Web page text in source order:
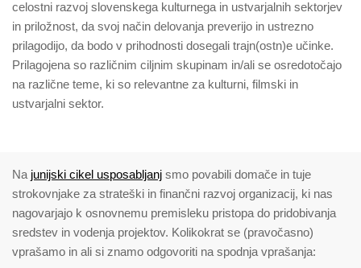
celostni razvoj slovenskega kulturnega in ustvarjalnih sektorjev
in priložnost, da svoj način delovanja preverijo in ustrezno
prilagodijo, da bodo v prihodnosti dosegali trajn(ostn)e učinke.
Prilagojena so različnim ciljnim skupinam in/ali se osredotočajo
na različne teme, ki so relevantne za kulturni, filmski in
ustvarjalni sektor.
Na junijski cikel usposabljanj smo povabili domače in tuje
strokovnjake za strateški in finančni razvoj organizacij, ki nas
nagovarjajo k osnovnemu premisleku pristopa do pridobivanja
sredstev in vodenja projektov. Kolikokrat se (pravočasno)
vprašamo in ali si znamo odgovoriti na spodnja vprašanja: